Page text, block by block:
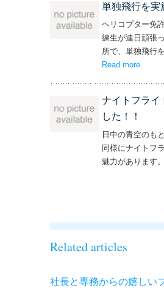
単独飛行を実
ヘリコプター免
練生が連日頑張
所で、単独飛行
Read more– ‘単
.
ナイトフライ
した！！
日中の青空のも
同様にナイトフ
魅力があります。
Related articles
社長と専務からの嬉しい